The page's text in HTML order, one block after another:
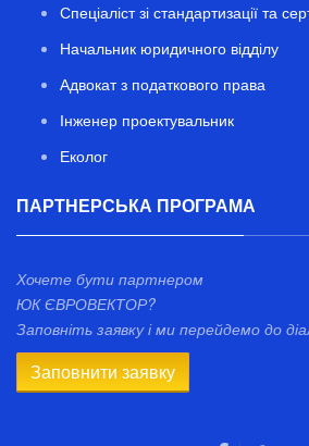
Спеціаліст зі стандартизації та
Начальник юридичного відділу
Адвокат з податкового права
Інженер проектувальник
Еколог
ПАРТНЕРСЬКА ПРОГРАМА
Хочете бути партнером
ЮК ЄВРОВЕКТОР?
Заповніть заявку і ми перейдемо до
Заповнити заявку